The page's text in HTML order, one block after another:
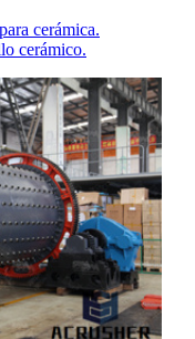
cerámica.
cerámico.